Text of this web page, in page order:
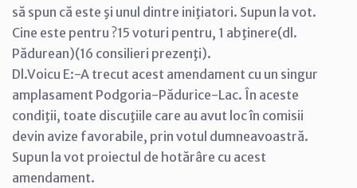
să spun că este şi unul dintre iniţiatori. Supun la vot.
Cine este pentru ?15 voturi pentru, 1 abţinere(dl.
Pădurean)(16 consilieri prezenţi).
Dl.Voicu E:-A trecut acest amendament cu un singur
amplasament Podgoria-Pădurice-Lac. În aceste
condiţii, toate discuţiile care au avut loc în comisii
devin avize favorabile, prin votul dumneavoastră.
Supun la vot proiectul de hotărâre cu acest
amendament.